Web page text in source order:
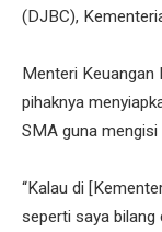
(DJBC),
Menteri Keuangan
pihaknya
SMA guna
“Kalau di
seperti saya bilang